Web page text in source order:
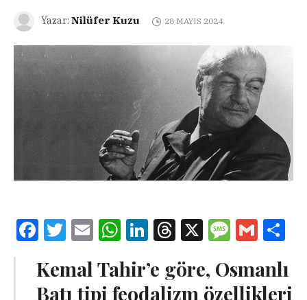
Yazar: Nilüfer Kuzu 28 MAYIS 2024
FacebookTwitterEmail WhatsAppLinkedInThreads
X Message
Gmail
Kemal Tahir’e göre, Osmanlı
Batı tipi feodalizm özellikleri